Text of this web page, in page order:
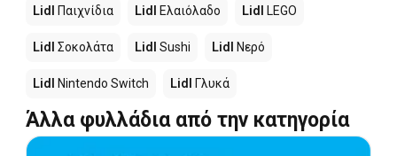
Lidl Παιχνίδια Lidl Ελαιόλαδο Lidl LEGO
Lidl Σοκολάτα Lidl Sushi Lidl Νερό
Lidl Nintendo Switch Lidl Γλυκά
Άλλα φυλλάδια από την κατηγορία